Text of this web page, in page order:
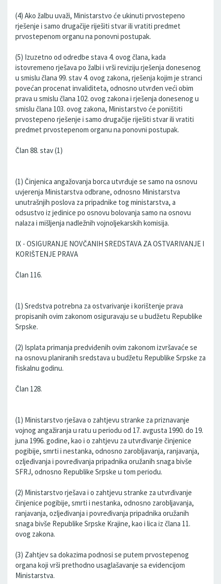
(4) Ako žalbu uvaži, Ministarstvo će ukinuti prvostepeno
rješenje i samo drugačije riješiti stvar ili vratiti predmet
prvostepenom organu na ponovni postupak.
(5) Izuzetno od odredbe stava 4. ovog člana, kada
istovremeno rješava po žalbi i vrši reviziju rješenja donesenog
u smislu člana 99. stav 4. ovog zakona, rješenja kojim je stranci
povećan procenat invaliditeta, odnosno utvrđen veći obim
prava u smislu člana 102. ovog zakona i rješenja donesenog u
smislu člana 103. ovog zakona, Ministarstvo će poništiti
prvostepeno rješenje i samo drugačije riješiti stvar ili vratiti
predmet prvostepenom organu na ponovni postupak.
Član 88. stav (1)
(1) Činjenica angažovanja borca utvrđuje se samo na osnovu
uvjerenja Ministarstva odbrane, odnosno Ministarstva
unutrašnjih poslova za pripadnike tog ministarstva, a
odsustvo iz jedinice po osnovu bolovanja samo na osnovu
nalaza i mišljenja nadležnih vojnoljekarskih komisija.
IX - OSIGURANJE NOVČANIH SREDSTAVA ZA OSTVARIVANJE I
KORIŠTENJE PRAVA
Član 116.
(1) Sredstva potrebna za ostvarivanje i korištenje prava
propisanih ovim zakonom osiguravaju se u budžetu Republike
Srpske.
(2) Isplata primanja predviđenih ovim zakonom izvršavaće se
na osnovu planiranih sredstava u budžetu Republike Srpske za
fiskalnu godinu.
Član 128.
(1) Ministarstvo rješava o zahtjevu stranke za priznavanje
vojnog angažiranja u ratu u periodu od 17. avgusta 1990. do 19.
juna 1996. godine, kao i o zahtjevu za utvrđivanje činjenice
pogibije, smrti i nestanka, odnosno zarobljavanja, ranjavanja,
ozljeđivanja i povređivanja pripadnika oružanih snaga bivše
SFRJ, odnosno Republike Srpske u tom periodu.
(2) Ministarstvo rješava i o zahtjevu stranke za utvrđivanje
činjenice pogibije, smrti i nestanka, odnosno zarobljavanja,
ranjavanja, ozljeđivanja i povređivanja pripadnika oružanih
snaga bivše Republike Srpske Krajine, kao i lica iz člana 11.
ovog zakona.
(3) Zahtjev sa dokazima podnosi se putem prvostepenog
organa koji vrši prethodno usaglašavanje sa evidencijom
Ministarstva.